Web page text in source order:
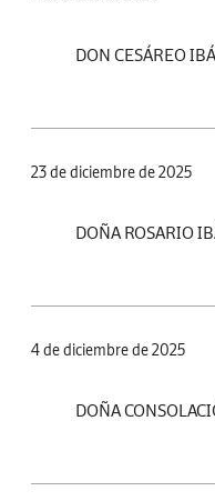
DON CESÁREO
23 de diciembre de 2025
DOÑA ROSARIO
4 de diciembre de 2025
DOÑA